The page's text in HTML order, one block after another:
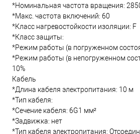
*Номинальная частота вращения:
*Макс. частота включений: 60
*Класс нагревостойкости изоляции: F
*Класс защиты:
*Режим работы (в погруженном
*Режим работы (в непогруженном
10%
Кабель
*Длина кабеля электропитания: 10 м
*Тип кабеля:
*Сечение кабеля: 6G1 мм²
*Задвижка: нет
*Тип кабеля электропитания: